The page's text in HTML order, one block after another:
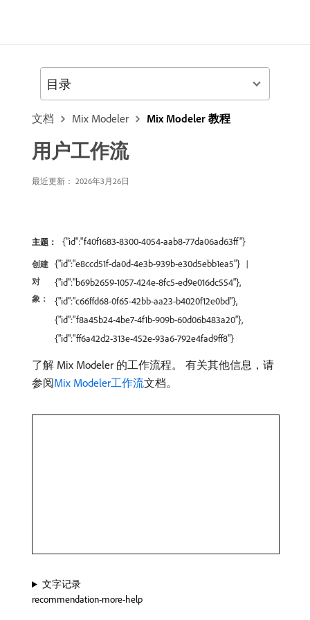
文档 Mix Modeler Mix Modeler 教程
用户工作流
最近更新： 2026年3月26日
主题： {"id":"f40f1683-8300-4054-aab8-77da06ad63ff"}
创建
对
象：
{"id":"e8ccd51f-da0d-4e3b-939b-e30d5ebb1ea5"}
{"id":"b69b2659-1057-424e-8fc5-ed9e016dc554"},
{"id":"c66ffd68-0f65-42bb-aa23-b4020f12e0bd"},
{"id":"f8a45b24-4be7-4f1b-909b-60d06b483a20"},
{"id":"ff6a42d2-313e-452e-93a6-792e4fad9ff8"}
了解 Mix Modeler 的工作流程。 有关其他信息，请
参阅Mix Modeler工作流文档。
文字记录
recommendation-more-help
目录